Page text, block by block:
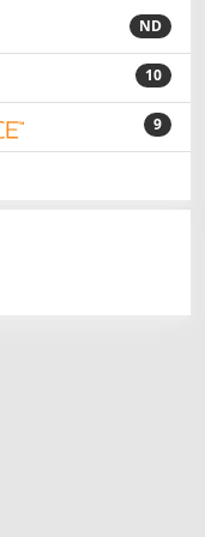
ND
10
9